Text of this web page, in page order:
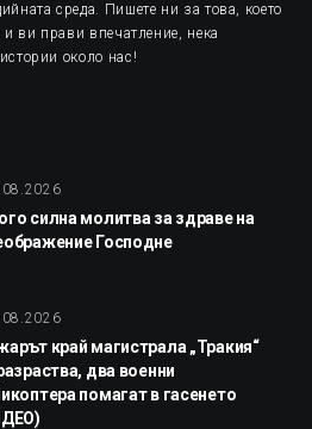
среда. Пишете ни за това, което
ви прави впечатление, нека
около нас!
силна молитва за здраве на
Господне
край магистрала „Тракия“
два военни
помагат в гасенето